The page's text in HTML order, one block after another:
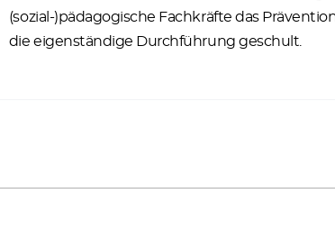
(sozial-)pädagogische Fachkräfte das
die eigenständige Durchführung geschult.